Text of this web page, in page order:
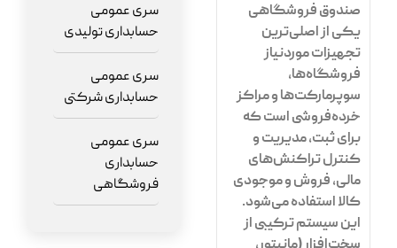
صندوق فروشگاهی
یکی از اصلی‌ترین
تجهیزات موردنیاز
فروشگاه‌ها،
سوپرمارکت‌ها و مراکز
خرده‌فروشی است که
برای ثبت، مدیریت و
کنترل تراکنش‌های
مالی، فروش و موجودی
کالا استفاده می‌شود.
این سیستم ترکیبی از
سری عمومی
حسابداری تولیدی
سری عمومی
حسابداری شرکتی
سری عمومی
حسابداری
فروشگاهی